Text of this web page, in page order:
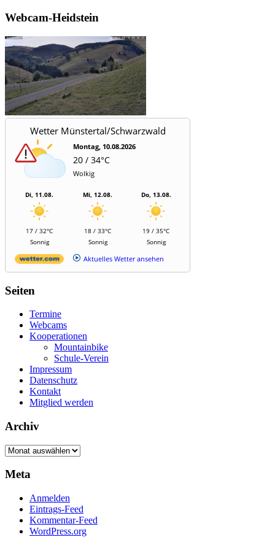
Webcam-Heidstein
Wetter Münstertal/Schwarzwald
Montag, 10.08.2026
20 / 34°C
Wolkig
Di, 11.08.
17 / 32°C
Sonnig
Mi, 12.08.
18 / 33°C
Sonnig
Do, 13.08.
19 / 35°C
Sonnig
Aktuelles Wetter ansehen
Seiten
Termine
Webcams
Kooperationen
Mountainbike
Schule-Verein
Impressum
Datenschutz
Kontakt
Mitglied werden
Archiv
Archiv
Meta
Anmelden
Eintrags-Feed
Kommentar-Feed
WordPress.org